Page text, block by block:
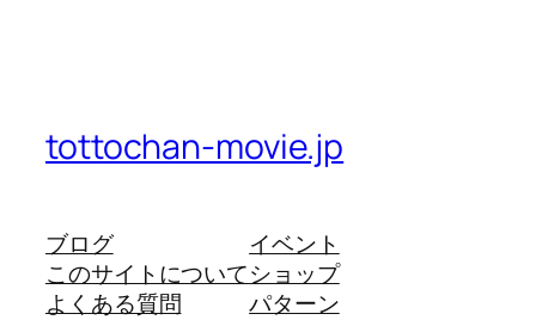
tottochan-movie.jp
ブログ
このサイトについて
よくある質問
イベント
ショップ
パターン